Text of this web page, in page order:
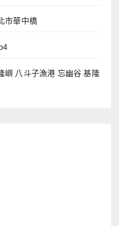
市華中橋
嶼 八斗子漁港 忘幽谷 基隆